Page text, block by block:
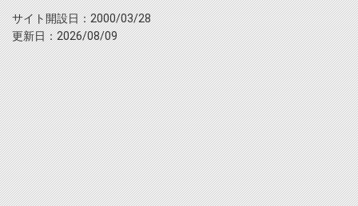
サイト開設日：2000/03/28
更新日：2026/08/09